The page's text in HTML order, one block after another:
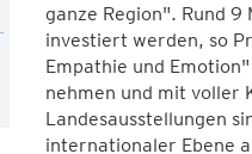
ganze Region". Rund
investiert werden, so
Empathie und
nehmen und mit voller
Landesausstellungen
internationaler Ebene